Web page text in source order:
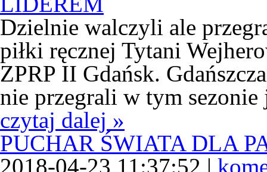
Dzielnie walczyli ale
piłki ręcznej Tytani
ZPRP II Gdańsk.
nie przegrali w tym sezonie
czytaj dalej »
PUCHAR ŚWIATA DLA
2018-04-23 11:37:52 |